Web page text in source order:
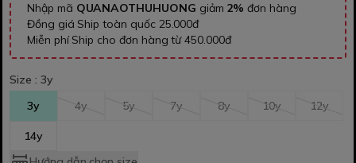
Nhập mã QUANAOTHUHUONG giảm 2% đơn hàng
Đồng giá Ship toàn quốc 25.000đ
Miễn phí Ship cho đơn hàng từ 450.000đ
Size : 3y
3y
4y 5y 7y 8y 10y 12y
14y